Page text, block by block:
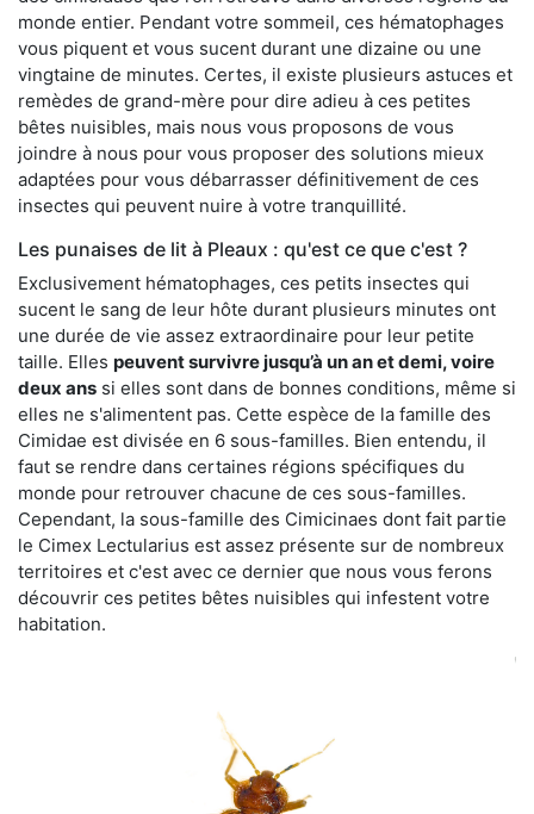
monde entier. Pendant votre sommeil, ces hématophages
vous piquent et vous sucent durant une dizaine ou une
vingtaine de minutes. Certes, il existe plusieurs astuces et
remèdes de grand-mère pour dire adieu à ces petites
bêtes nuisibles, mais nous vous proposons de vous
joindre à nous pour vous proposer des solutions mieux
adaptées pour vous débarrasser définitivement de ces
insectes qui peuvent nuire à votre tranquillité.
Les punaises de lit à Pleaux : qu'est ce que c'est ?
Exclusivement hématophages, ces petits insectes qui
sucent le sang de leur hôte durant plusieurs minutes ont
une durée de vie assez extraordinaire pour leur petite
taille. Elles peuvent survivre jusqu’à un an et demi, voire
deux ans si elles sont dans de bonnes conditions, même si
elles ne s'alimentent pas. Cette espèce de la famille des
Cimidae est divisée en 6 sous-familles. Bien entendu, il
faut se rendre dans certaines régions spécifiques du
monde pour retrouver chacune de ces sous-familles.
Cependant, la sous-famille des Cimicinaes dont fait partie
le Cimex Lectularius est assez présente sur de nombreux
territoires et c'est avec ce dernier que nous vous ferons
découvrir ces petites bêtes nuisibles qui infestent votre
habitation.